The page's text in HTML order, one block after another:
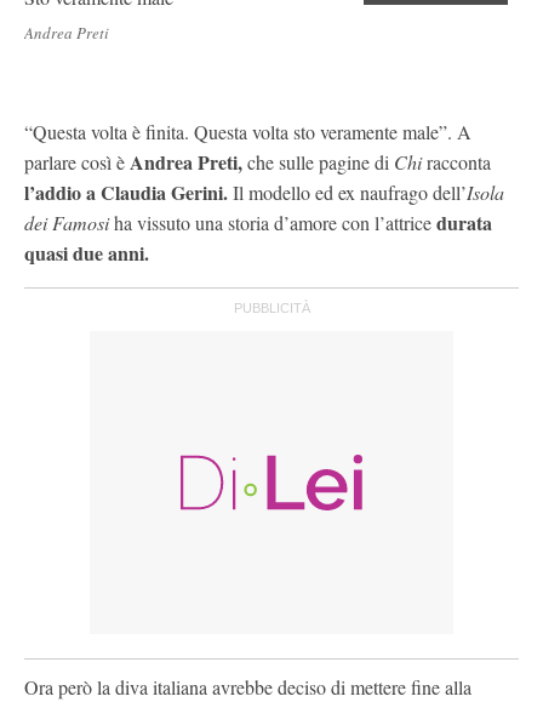
Andrea Preti
“Questa volta è finita. Questa volta sto veramente male”. A
parlare così èAndrea Preti,che sulle pagine di Chiracconta
l’addio a Claudia Gerini.Il modello ed ex naufrago dell’Isola
dei Famosiha vissuto una storia d’amore con l’attricedurata
quasi due anni.
Ora però la diva italiana avrebbe deciso di mettere fine alla